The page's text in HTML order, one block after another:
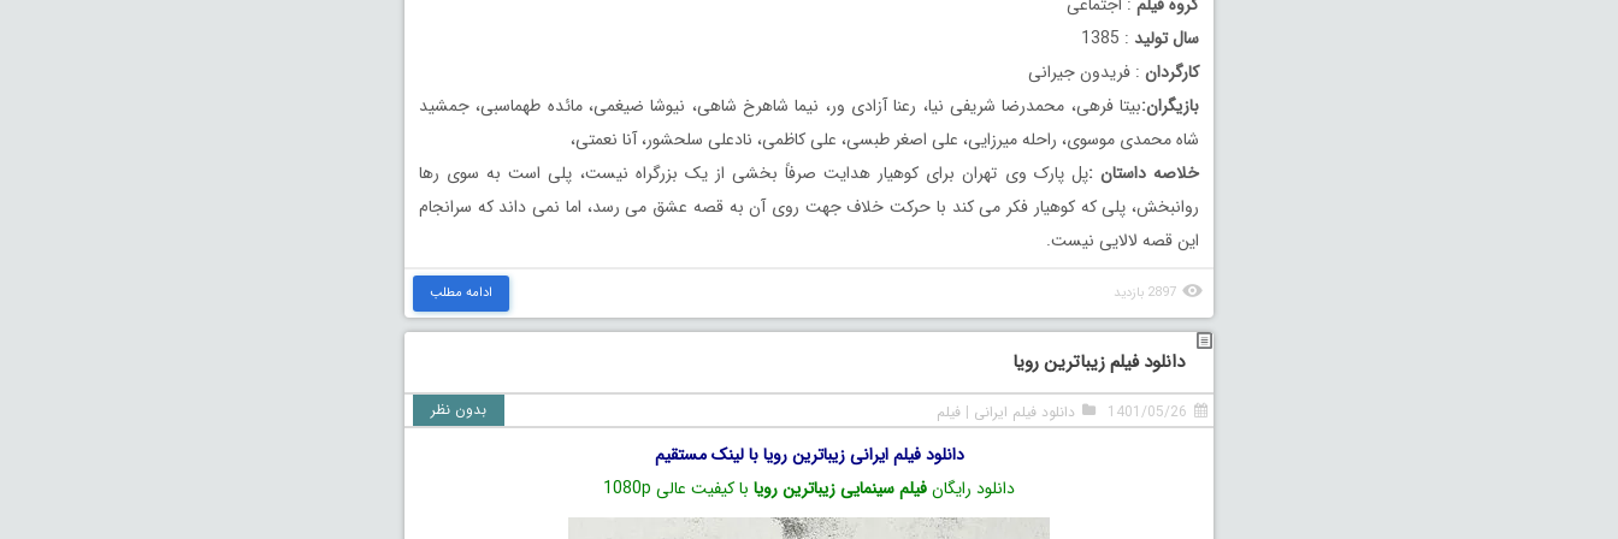
سال تولید : 1385
کارگردان : فریدون جیرانی
بازیگران:بیتا فرهی، محمدرضا شریفی‌ نیا، رعنا آزادی ور، نیما شاهرخ شاهی، نیوشا ضیغمی، مائده طهماسبی، جمشید
شاه محمدی موسوی، راحله میرزایی، علی اصغر طبسی، علی کاظمی، نادعلی سلحشور، آنا نعمتی،
خلاصه داستان :پل پارک وی تهران برای کوهیار هدایت صرفاً بخشی از یک بزرگراه نیست، پلی است به سوی رها
روانبخش، پلی که کوهیار فکر می کند با حرکت خلاف جهت روی آن به قصه عشق می رسد،‌ اما نمی داند که سرانجام
این قصه لالایی نیست.
2897 بازدید ادامه مطلب
دانلود فیلم زیباترین رویا
1401/05/26 دانلود فیلم ایرانی | فیلم بدون نظر
دانلود فیلم ایرانی زیباترین رویا با لینک مستقیم
دانلود رایگانفیلم سینمایی زیباترین رویا با کیفیت عالی 1080p